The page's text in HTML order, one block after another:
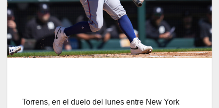
Torrens, en el duelo del lunes entre New York